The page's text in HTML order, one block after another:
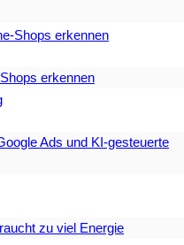
erkennen
Ads und KI-gesteuerte
zu viel Energie